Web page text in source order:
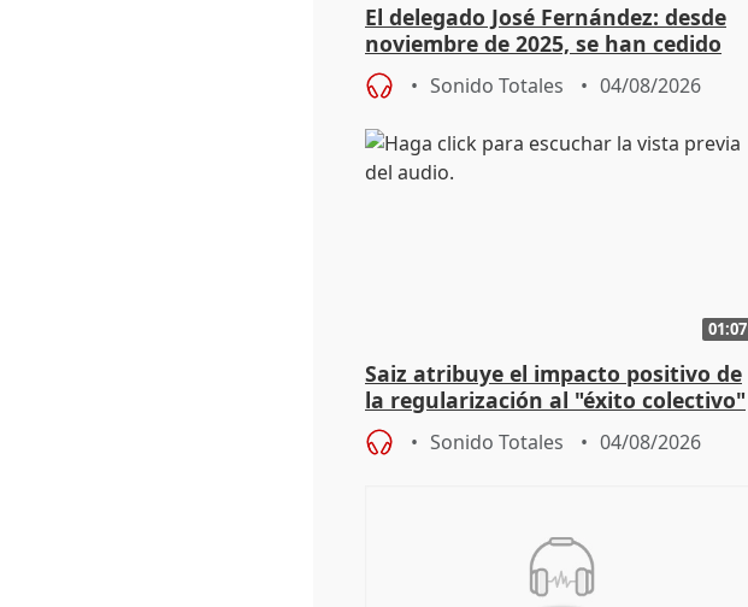
El delegado José Fernández: desde
noviembre de 2025, se han cedido
9.810 ayudas por nacimiento
Sonido Totales 04/08/2026
01:07
Saiz atribuye el impacto positivo de
la regularización al "éxito colectivo"
del Gobierno
Sonido Totales 04/08/2026